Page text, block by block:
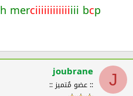
h merciiiiiiiiiiiiiii bcp
J
joubrane
:: عضو مُتميز ::